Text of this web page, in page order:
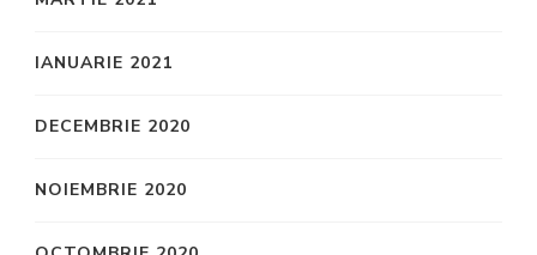
IANUARIE 2021
DECEMBRIE 2020
NOIEMBRIE 2020